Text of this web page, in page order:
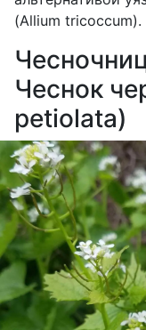
(Allium tricoccum).
Чеснок
petiolata)